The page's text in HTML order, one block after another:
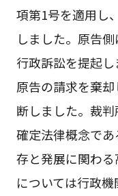
項第1号を適用し
しました。原告
行政訴訟を提起
原告の請求を棄
断しました。裁
確定法律概念で
存と発展に関わ
については行政